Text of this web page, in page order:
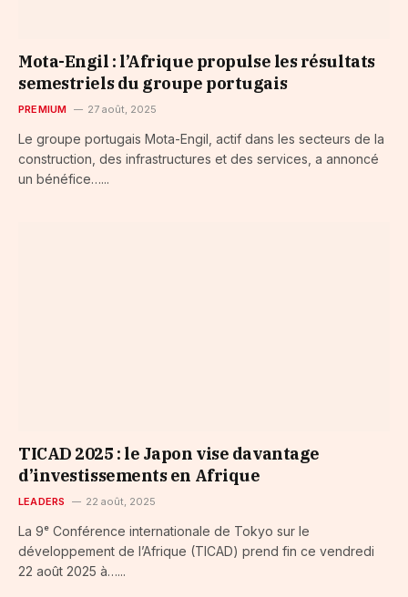
Mota-Engil : l’Afrique propulse les résultats
semestriels du groupe portugais
PREMIUM 27 août, 2025
Le groupe portugais Mota-Engil, actif dans les secteurs de la
construction, des infrastructures et des services, a annoncé
un bénéfice…...
TICAD 2025 : le Japon vise davantage
d’investissements en Afrique
LEADERS 22 août, 2025
La 9ᵉ Conférence internationale de Tokyo sur le
développement de l’Afrique (TICAD) prend fin ce vendredi
22 août 2025 à…...